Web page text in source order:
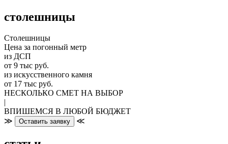
столешницы
Столешницы
Цена за погонный метр
из ДСП
от 9 тыс руб.
из искусственного камня
от 17 тыс руб.
НЕСКОЛЬКО СМЕТ НА ВЫБОР
ВПИШЕМСЯ В ЛЮБОЙ БЮДЖЕТ
≫
Оставить заявку ≪